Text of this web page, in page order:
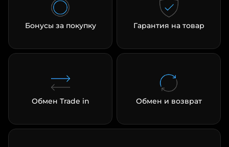
Бонусы за покупку Гарантия на товар
Обмен Trade in Обмен и возврат